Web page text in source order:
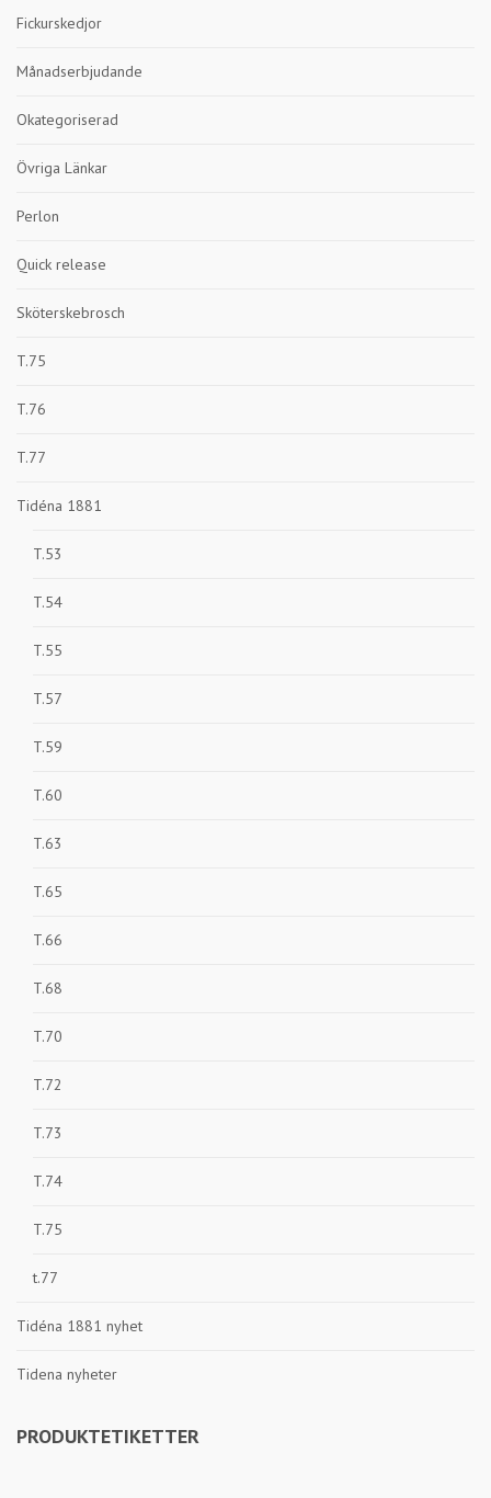
Fickurskedjor
Månadserbjudande
Okategoriserad
Övriga Länkar
Perlon
Quick release
Sköterskebrosch
T.75
T.76
T.77
Tidéna 1881
T.53
T.54
T.55
T.57
T.59
T.60
T.63
T.65
T.66
T.68
T.70
T.72
T.73
T.74
T.75
t.77
Tidéna 1881 nyhet
Tidena nyheter
PRODUKTETIKETTER